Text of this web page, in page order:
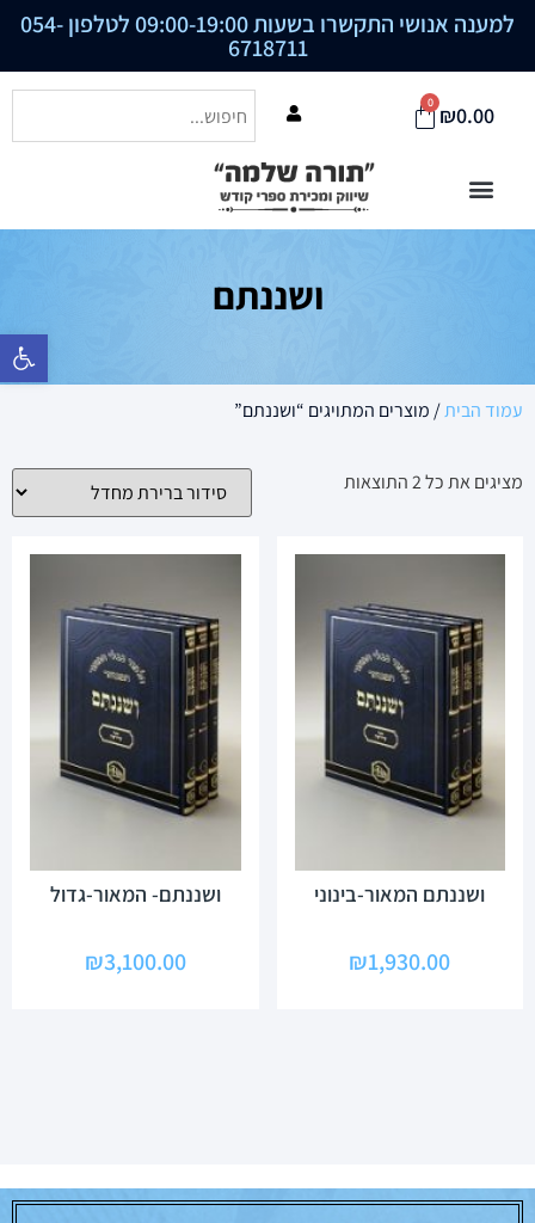
פתח סרגל
למענה אנושי התקשרו בשעות 09:00-19:00 לטלפון 054-
6718711
₪0.00
0
ושננתם
עמוד הבית/ מוצרים המתויגים “ושננתם”
מציגים את כל ⁦2⁩ התוצאות
ושננתם המאור-בינוני
₪1,930.00
ושננתם- המאור-גדול
₪3,100.00